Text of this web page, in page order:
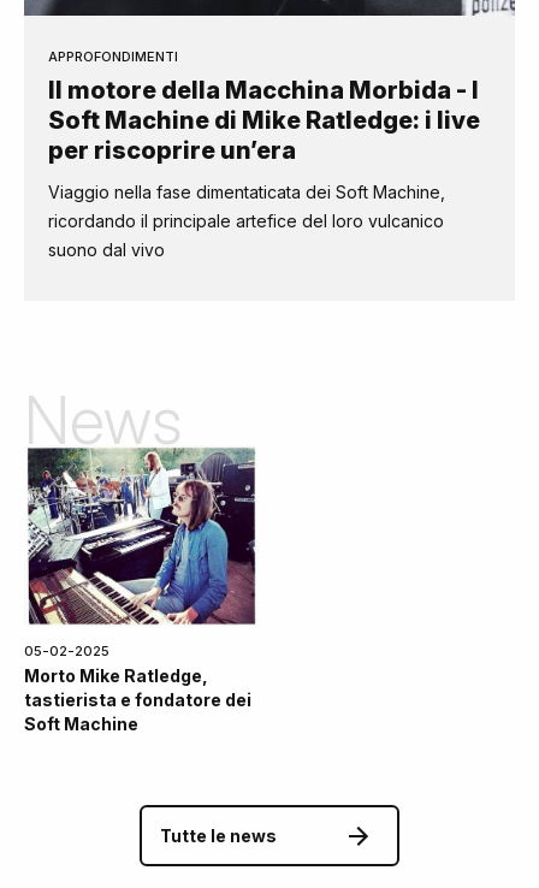
APPROFONDIMENTI
Il motore della Macchina Morbida - I
Soft Machine di Mike Ratledge: i live
per riscoprire un’era
Viaggio nella fase dimentaticata dei Soft Machine,
ricordando il principale artefice del loro vulcanico
suono dal vivo
News
05-02-2025
Morto Mike Ratledge,
tastierista e fondatore dei
Soft Machine
Tutte le news